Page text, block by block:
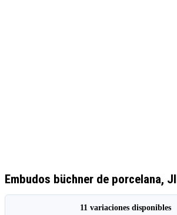
Embudos büchner de porcelana,
11 variaciones disponibles